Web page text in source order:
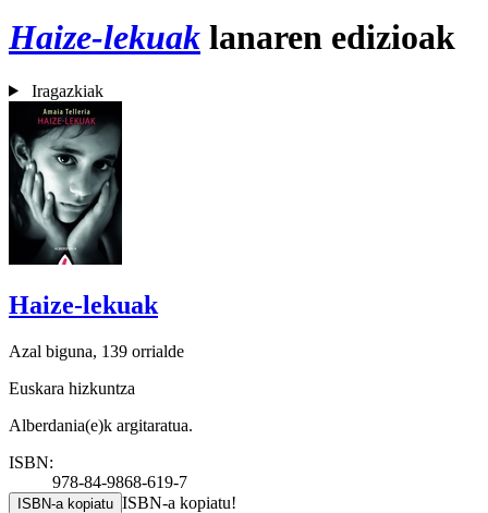
Haize-lekuak lanaren edizioak
Iragazkiak
Haize-lekuak
Azal biguna, 139 orrialde
Euskara hizkuntza
Alberdania(e)k argitaratua.
ISBN:
978-84-9868-619-7
ISBN-a kopiatu ISBN-a kopiatu!